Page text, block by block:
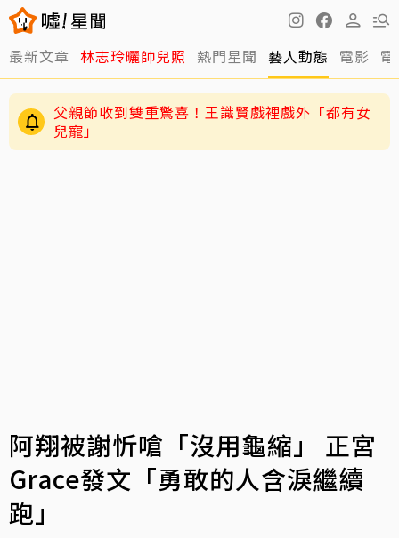
最新文章 林志玲曬帥兒照 熱門星聞 藝人動態 電影
父親節收到雙重驚喜！王識賢戲裡戲外「都有女
兒寵」
阿翔被謝忻嗆「沒用龜縮」 正宮
Grace發文「勇敢的人含淚繼續
跑」